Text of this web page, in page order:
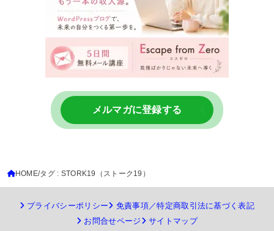
メルマガに登録する
HOME タグ : STORK19（ストーク19）
プライバシーポリシー
免責事項／特定商取引法に基づく表記
お問合せページ
サイトマップ